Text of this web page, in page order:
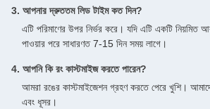
3. আপনার দ্রুততম লিড টাইম কত দিন?
এটি পরিমাণের উপর নির্ভর করে। যদি এটি একটি নিয়মিত
পাওয়ার পরে সাধারণত 7-15 দিন সময় লাগে।
4. আপনি কি রং কাস্টমাইজ করতে পারেন?
আমরা রঙের কাস্টমাইজেশন গ্রহণ করতে পেরে খুশি।
এবং ধূসর।